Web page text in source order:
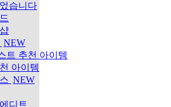
습니다
NEW
트 추천 아이템
아이템
NEW
디트